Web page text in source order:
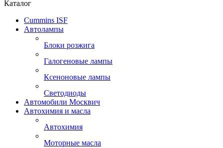
Каталог
Cummins ISF
Автолампы
Блоки розжига
Галогеновые лампы
Ксеноновые лампы
Светодиоды
Автомобили Москвич
Автохимия и масла
Автохимия
Моторные масла